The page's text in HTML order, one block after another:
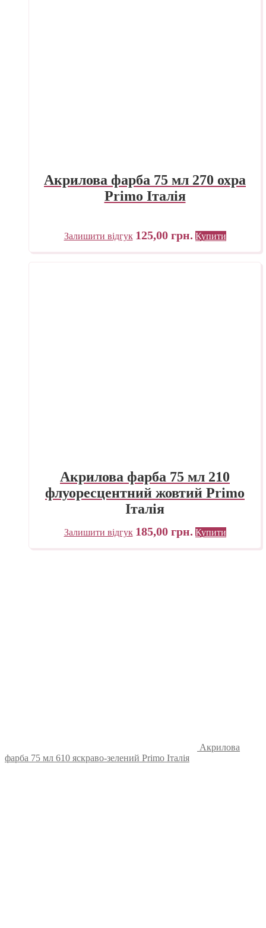
Акрилова фарба 75 мл 270 охра
Primo Італія
Залишити відгук 125,00 грн. Купити
Акрилова фарба 75 мл 210
флуоресцентний жовтий Primo
Італія
Залишити відгук 185,00 грн. Купити
Акрилова
фарба 75 мл 610 яскраво-зелений Primo Італія